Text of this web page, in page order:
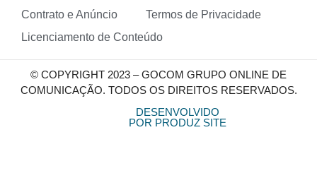
Contrato e Anúncio
Termos de Privacidade
Licenciamento de Conteúdo
© COPYRIGHT 2023 – GOCOM GRUPO ONLINE DE
COMUNICAÇÃO. TODOS OS DIREITOS RESERVADOS.
DESENVOLVIDO
POR PRODUZ SITE